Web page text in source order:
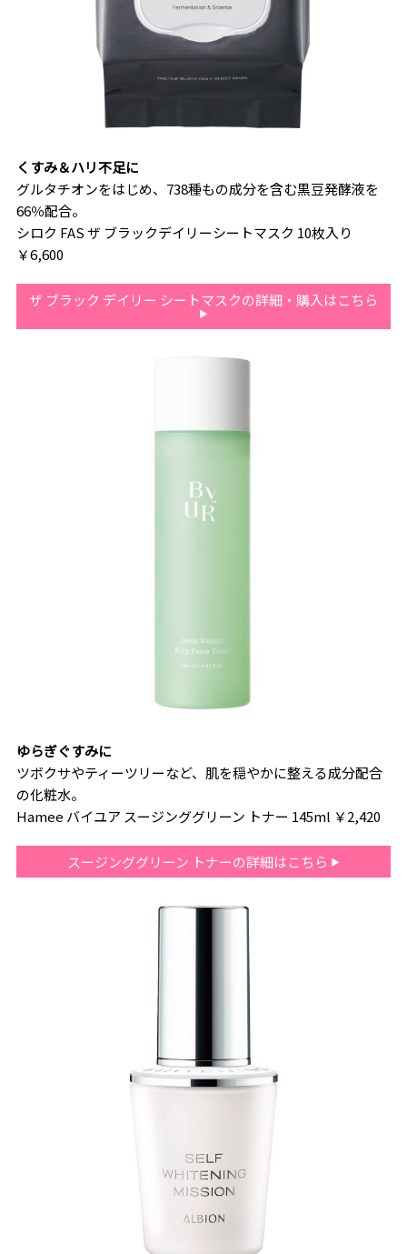
くすみ＆ハリ不足に
グルタチオンをはじめ、738種もの成分を含む黒豆発酵液を
66％配合。
シロク FAS ザ ブラックデイリーシートマスク 10枚入り
￥6,600
ザ ブラック デイリー シートマスクの詳細・購入はこちら
ゆらぎぐすみに
ツボクサやティーツリーなど、肌を穏やかに整える成分配合
の化粧水。
Hamee バイユア スージンググリーン トナー 145ml ￥2,420
スージンググリーン トナーの詳細はこちら